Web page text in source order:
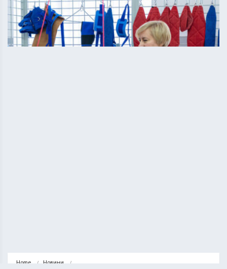
Home Новини